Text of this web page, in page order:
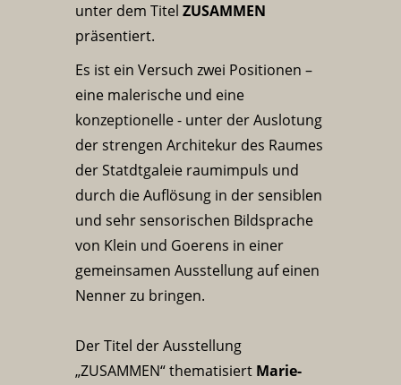
unter dem Titel ZUSAMMEN
präsentiert.
Es ist ein Versuch zwei Positionen –
eine malerische und eine
konzeptionelle - unter der Auslotung
der strengen Architekur des Raumes
der Statdtgaleie raumimpuls und
durch die Auflösung in der sensiblen
und sehr sensorischen Bildsprache
von Klein und Goerens in einer
gemeinsamen Ausstellung auf einen
Nenner zu bringen.
Der Titel der Ausstellung
„ZUSAMMEN“ thematisiert Marie-